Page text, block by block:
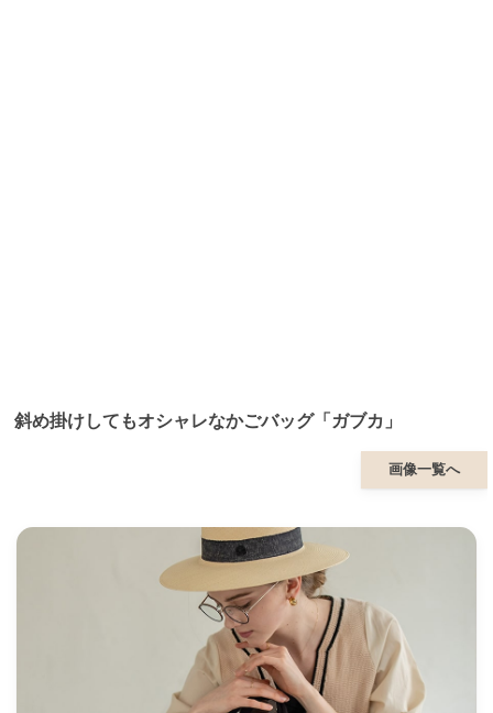
斜め掛けしてもオシャレなかごバッグ「ガブカ」
画像一覧へ